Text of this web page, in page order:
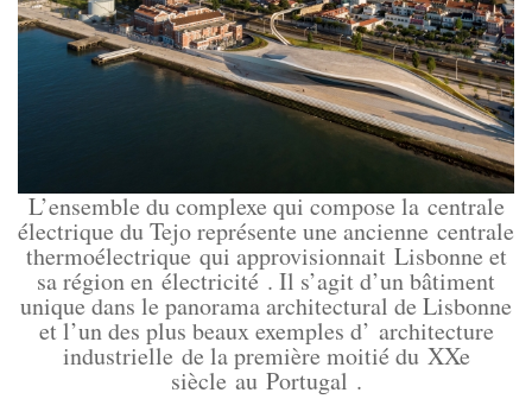
L’ensemble du complexe qui compose la centrale
électrique du Tejo représente une ancienne centrale
thermoélectrique qui approvisionnait Lisbonne et
sa région en électricité . Il s’agit d’un bâtiment
unique dans le panorama architectural de Lisbonne
et l’un des plus beaux exemples d’ architecture
industrielle de la première moitié du XXe
siècle au Portugal .